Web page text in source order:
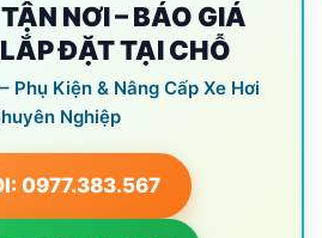
NƠI – BÁO GIÁ
ĐẶT TẠI CHỖ
Phụ Kiện & Nâng Cấp Xe Hơi
Nghiệp
0977.383.567